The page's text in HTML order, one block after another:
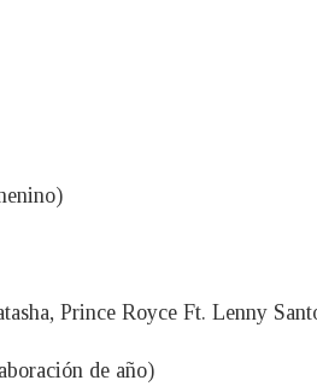
Prince Royce Ft. Lenny
de año)